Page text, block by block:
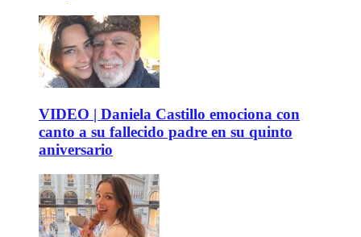
VIDEO | Daniela Castillo emociona con
canto a su fallecido padre en su quinto
aniversario